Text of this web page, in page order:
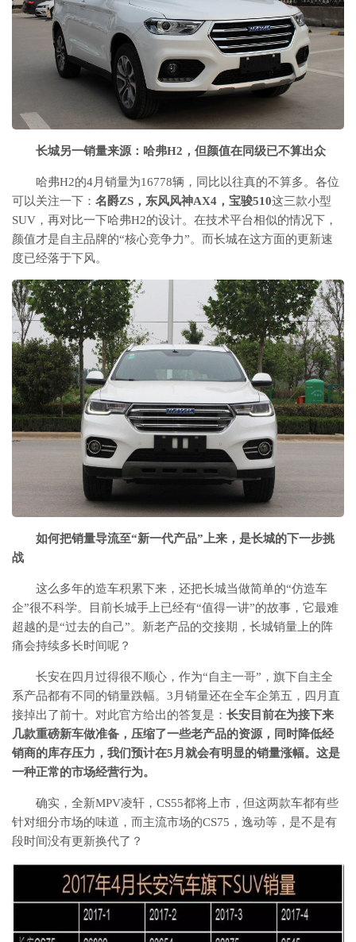
长城另一销量来源：哈弗H2，但颜值在同级已不算出众
哈弗H2的4月销量为16778辆，同比以往真的不算多。各位
可以关注一下： 名爵ZS，东风风神AX4，宝骏510这三款小型
SUV，再对比一下哈弗H2的设计。在技术平台相似的情况下，
颜值才是自主品牌的“核心竞争力”。而长城在这方面的更新速
度已经落于下风。
如何把销量导流至“新一代产品”上来，是长城的下一步挑
战
这么多年的造车积累下来，还把长城当做简单的“仿造车
企”很不科学。目前长城手上已经有“值得一讲”的故事，它最难
超越的是“过去的自己”。新老产品的交接期，长城销量上的阵
痛会持续多长时间呢？
长安在四月过得很不顺心，作为“自主一哥”，旗下自主全
系产品都有不同的销量跌幅。3月销量还在全车企第五，四月直
接掉出了前十。对此官方给出的答复是： 长安目前在为接下来
几款重磅新车做准备，压缩了一些老产品的资源，同时降低经
销商的库存压力，我们预计在5月就会有明显的销量涨幅。这是
一种正常的市场经营行为。
确实，全新MPV凌轩，CS55都将上市，但这两款车都有些
针对细分市场的味道，而主流市场的CS75，逸动等，是不是有
段时间没有更新换代了？